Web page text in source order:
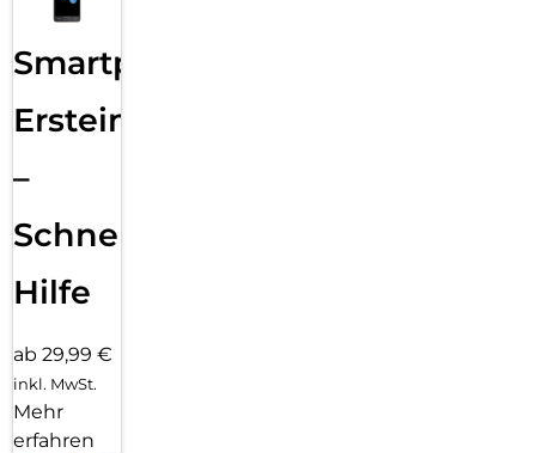
Smartphone
Ersteinrichtung
–
Schnelle
Hilfe
ab 29,99 €
inkl. MwSt.
Mehr
erfahren